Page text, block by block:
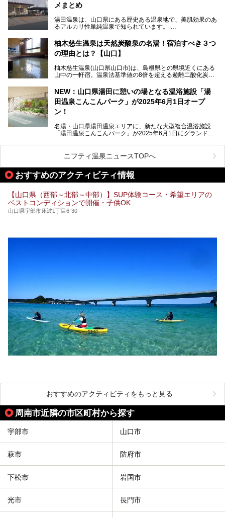
今回は、外湯(日帰り入浴施設)である「恩湯」をはじめ、温
紹介。また、アクセスの注意点も併せてご紹介します！
メまとめ
湯田温泉は、山口県にある歴史ある温泉地で、美肌効果のあ
るアルカリ性単純温泉で知られています。
湯田温泉では、瑠璃光寺五重塔などの観光スポット、「そば
寿司」などのグルメスポット、なかには「女将劇場」なんて
一風変わった催しを実施している旅館もあり、観光を満喫で
この記事では、湯田温泉の魅力を味わえる宿泊施設や日帰り
ス方法も紹介します！
柚木慈生温泉は天然炭酸泉の名湯！宿泊すべき３つ
の理由とは？【山口】
柚木慈生温泉(山口県山口市)は、島根県との県境近くにある
山中の一軒宿。温泉法基準値の8倍を超える遊離二酸化炭素
親しまれています。
日帰り入浴も可能ですが、その真価を存分に満喫するならば
宿泊がベスト。今回は、知られざるその理由を詳細解説。温
泉ファンなら一度は行ってみたい炭酸泉の名湯を、存分にご
紹介します！
NEW：山口県湯田に憩いの場となる温浴施設「湯
田温泉こんこんパーク」が2025年6月1日オープ
ン！
名湯・山口県湯田温泉エリアに、新たな大型複合温浴施設
「湯田温泉こんこんパーク」が2025年6月1日にグランドオ
総工費はなんと約42億円。温泉だけでなく、交流できる施
設として整備され、まさに“温泉のテーマパーク”のようなス
ポットです。今回は、その魅力を3つの注目ポイントに分け
てご紹介します。
ニフティ温泉ニュースTOPへ
おすすめのアクティビティ情報
【山口県（西部～北部～中部）】SUP体験コース・希望エリアの
ベストコンディションで開催・子供OK
山口県宇部市床波1丁目6-30
おすすめのアクティビティをもっと見る
周南市近隣の市区町村から探す
宇部市 山口市
萩市 防府市
下松市 岩国市
光市 長門市